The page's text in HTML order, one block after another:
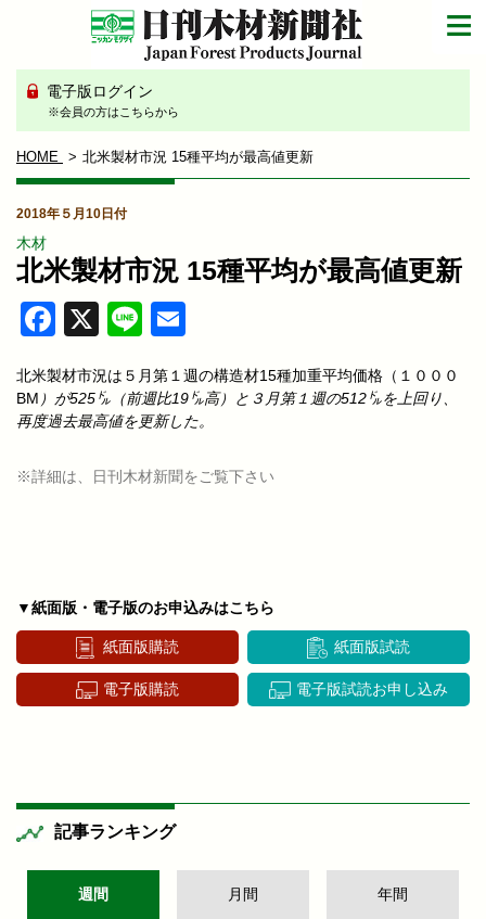
電子版ログイン
※会員の方はこちらから
HOME 北米製材市況 15種平均が最高値更新
2018年５月10日付
木材
北米製材市況 15種平均が最高値更新
Facebook
X Line
北米製材市況は５月第１週の構造材15種加重平均価格（１０００
BM ）が525㌦（前週比19㌦高）と３月第１週の512㌦を上回り、
再度過去最高値を更新した。
※詳細は、日刊木材新聞をご覧下さい
▼紙面版・電子版のお申込みはこちら
紙面版購読 紙面版試読
電子版購読 電子版試読お申し込み
記事ランキング
週間 月間 年間